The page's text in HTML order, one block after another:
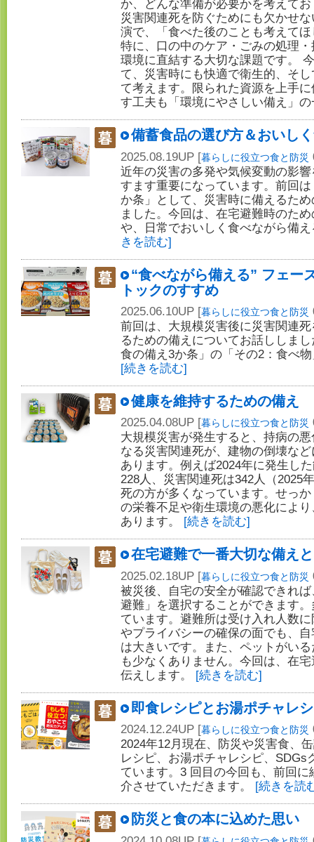
か、どんな準備が必要かを考えて
災害関連死を防ぐためにも欠かせ
演で、「食べた後のことも考えて
特に、口の中のケア・ごみの処理
環境に直結する大切な課題です。
て、災害時にも快適で衛生的、そ
て考えます。限られた資源を上手
す工夫も「環境にやさしい備え」
備蓄食品の選び方＆おいし
2025.08.19UP [暮らしに役立つ食と防災
近年の災害の多発や気候変動の影
すます重要になっています。前回
か条」として、災害時に備えるた
ました。今回は、在宅避難時のた
や、日常でおいしく食べながら備
きを読む]
“食べながら備える” フェー
トックのすすめ
2025.06.10UP [暮らしに役立つ食と防災
前回は、大規模災害後に災害関連
るための備えについてお話ししま
食の備え3か条」の「その2：食べ
[続きを読む]
健康を維持するための備え
2025.04.08UP [暮らしに役立つ食と防災
大規模災害が発生すると、持病の
なる災害関連死が、建物の倒壊な
あります。例えば2024年に発生し
228人、災害関連死は342人（2025
死の方が多くなっています。せっ
の栄養不足や衛生環境の悪化によ
あります。 [続きを読む]
在宅避難で一番大切な備え
2025.02.18UP [暮らしに役立つ食と防災
被災後、自宅の安全が確認できれ
避難」を選択することができます
ています。避難所は受け入れ人数
やプライバシーの確保の面でも、
は大きいです。また、ペットがい
も少なくありません。今回は、在
伝えします。 [続きを読む]
即食レシピとお湯ポチャレ
2024.12.24UP [暮らしに役立つ食と防災
2024年12月現在、防災や災害食、
レシピ、お湯ポチャレシピ、SDGs
ています。3 回目の今回も、前回
介させていただきます。 [続きを読
防災と食の本に込めた思い